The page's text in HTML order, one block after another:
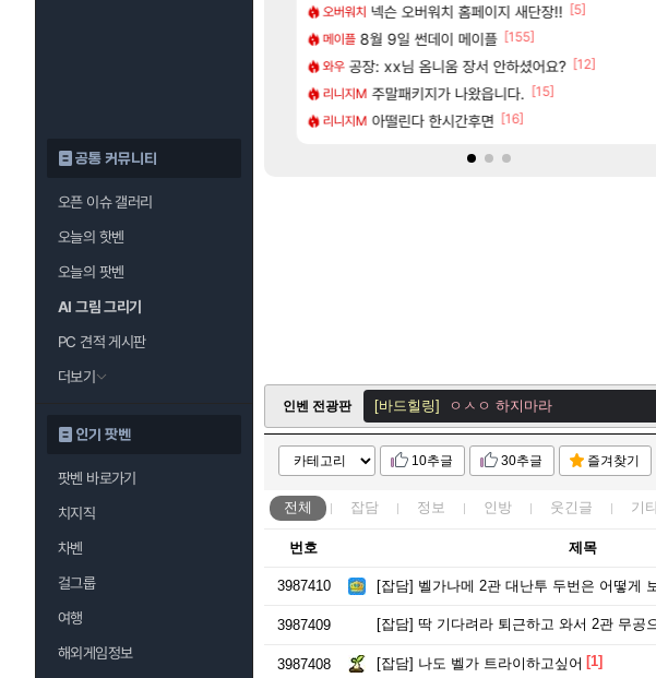
공통 커뮤니티
오픈 이슈 갤러리
오늘의 핫벤
오늘의 팟벤
AI 그림 그리기
PC 견적 게시판
더보기
인기 팟벤
팟벤 바로가기
치지직
차벤
걸그룹
여행
해외게임정보
오버워치 넥슨 오버워치 홈페이지 새단장!! [5]
메이플 8월 9일 썬데이 메이플 [155]
와우 공장: xx님 옴니움 장서 안하셨어요? [12]
리니지M 주말패키지가 나왔읍니다. [15]
리니지M 아떨린다 한시간후면 [16]
아스오라 아스오라 성우 정보 및 출연작 모음
아스오라 아키츠 아키나 성우 정보 및 주요 필모
비스트 모든 성소 위치 공략 (40개) - 귀환한 영혼 도전과제
리밋제로 프롤로그 테스트를 마치고.. (feat. 리아)
비스트 모든 바우에라 업그레이드 아이템 획득 위치 공략 (89개)
인벤 전광판
[바드힐링]
ㅇㅅㅇ 하지마라
[전국절제협회] 사멸의 왕, 두동이 하늘에
[적룡필살] 아 쌰갈 노크리
[바드힐링]
ㅇㅅㅇ 하지마라
10추글 30추글 즐겨찾기
전체 잡담 정보 인방 웃긴글 기
번호 제목
3987410 [잡담] 벨가나메 2관 대난투 두번은 어떻게
3987409 [잡담] 딱 기다려라 퇴근하고 와서 2관 무공
3987408 [잡담] 나도 벨가 트라이하고싶어 [1]